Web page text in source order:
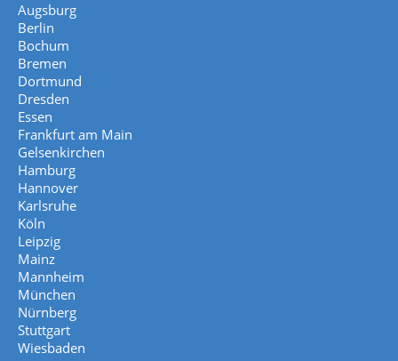
Augsburg
Berlin
Bochum
Bremen
Dortmund
Dresden
Essen
Frankfurt am Main
Gelsenkirchen
Hamburg
Hannover
Karlsruhe
Köln
Leipzig
Mainz
Mannheim
München
Nürnberg
Stuttgart
Wiesbaden